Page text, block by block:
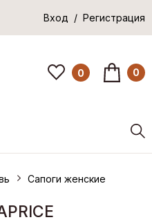
Вход / Регистрация
0 0
Сапоги женские